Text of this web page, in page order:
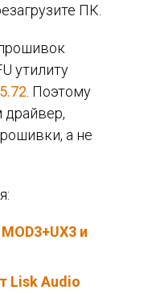
ПК.
утилиту
. Поэтому
драйвер,
а не
и
Lisk Audio